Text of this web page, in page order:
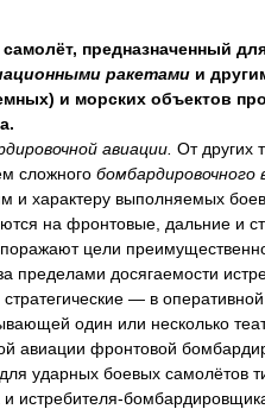
предназначенный
ракетами и
и морских объектов
авиации. От других
сложного бомбардировочного
и характеру выполняемых
на фронтовые, дальние и
цели
пределами досягаемости
— в
один или несколько
авиации фронтовой
ударных боевых самолётов
истребителя-